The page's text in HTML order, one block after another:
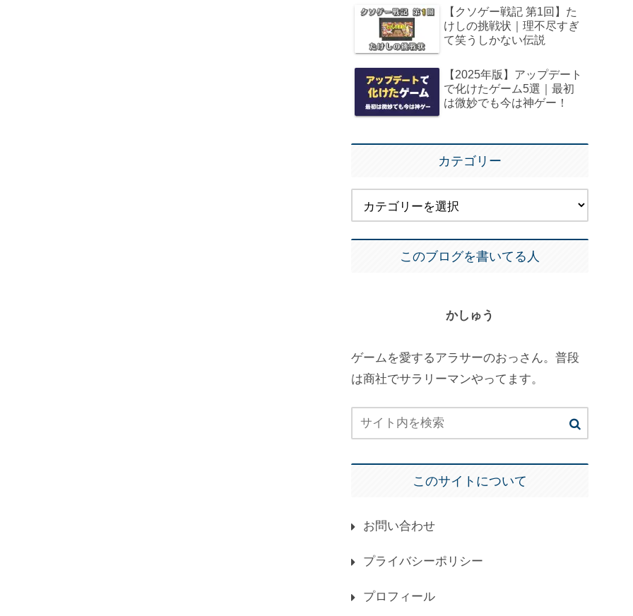
【クソゲー戦記 第1回】た
けしの挑戦状｜理不尽すぎ
て笑うしかない伝説
【2025年版】アップデート
で化けたゲーム5選｜最初
は微妙でも今は神ゲー！
カテゴリー
このブログを書いてる人
かしゅう
ゲームを愛するアラサーのおっさん。普段
は商社でサラリーマンやってます。
このサイトについて
お問い合わせ
プライバシーポリシー
プロフィール